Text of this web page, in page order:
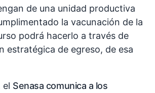
de una unidad productiva
la vacunación de la
podrá hacerlo a través de
estratégica de egreso, de esa
el Senasa comunica a los